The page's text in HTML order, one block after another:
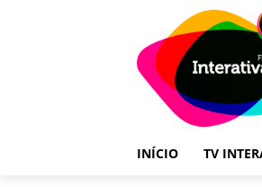
INÍCIO TV